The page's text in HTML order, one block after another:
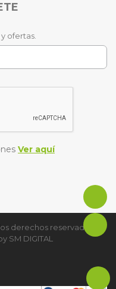
ofertas.
Ver aquí
derechos reservados
SM DIGITAL